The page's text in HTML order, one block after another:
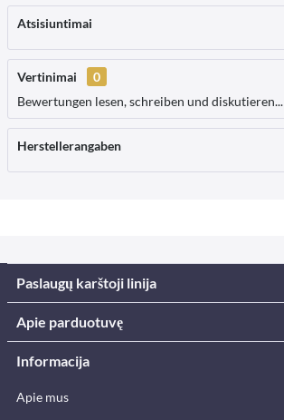
Atsisiuntimai
Vertinimai
0
Bewertungen lesen, schreiben und diskutieren...
Herstellerangaben
Paslaugų karštoji linija
Apie parduotuvę
Informacija
Apie mus